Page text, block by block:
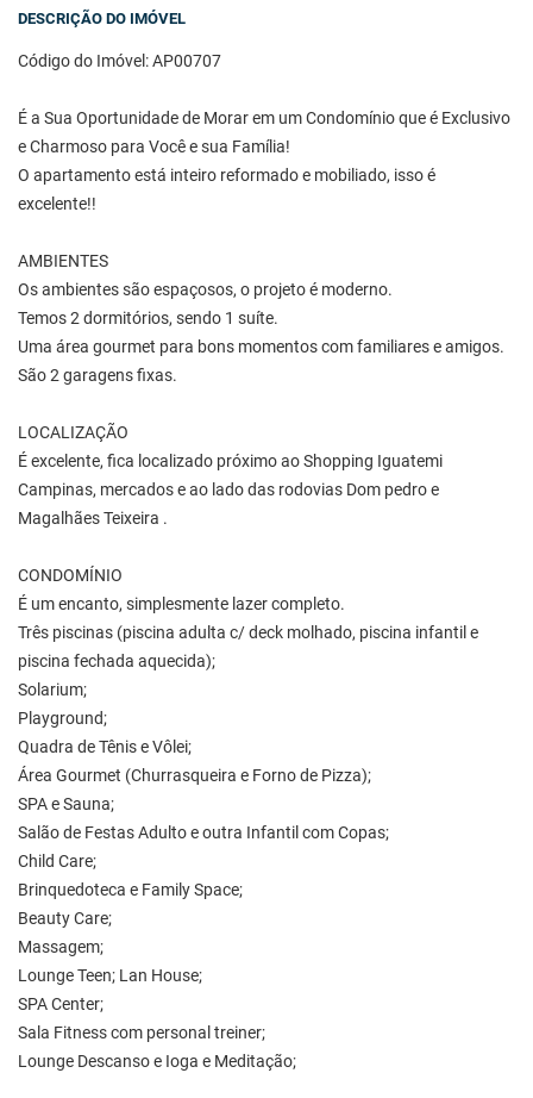
DESCRIÇÃO DO IMÓVEL
Código do Imóvel: AP00707
É a Sua Oportunidade de Morar em um Condomínio que é Exclusivo
e Charmoso para Você e sua Família!
O apartamento está inteiro reformado e mobiliado, isso é
excelente!!
AMBIENTES
Os ambientes são espaçosos, o projeto é moderno.
Temos 2 dormitórios, sendo 1 suíte.
Uma área gourmet para bons momentos com familiares e amigos.
São 2 garagens fixas.
LOCALIZAÇÃO
É excelente, fica localizado próximo ao Shopping Iguatemi
Campinas, mercados e ao lado das rodovias Dom pedro e
Magalhães Teixeira .
CONDOMÍNIO
É um encanto, simplesmente lazer completo.
Três piscinas (piscina adulta c/ deck molhado, piscina infantil e
piscina fechada aquecida);
Solarium;
Playground;
Quadra de Tênis e Vôlei;
Área Gourmet (Churrasqueira e Forno de Pizza);
SPA e Sauna;
Salão de Festas Adulto e outra Infantil com Copas;
Child Care;
Brinquedoteca e Family Space;
Beauty Care;
Massagem;
Lounge Teen; Lan House;
SPA Center;
Sala Fitness com personal treiner;
Lounge Descanso e Ioga e Meditação;